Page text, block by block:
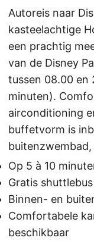
Autoreis naar
kasteelachtige
een prachtig
van de Disney
tussen 08.00 en
minuten).
airconditioning
buffetvorm is
Op 5 à 10
Gratis
Binnen- en
Comfortabele
beschikbaar